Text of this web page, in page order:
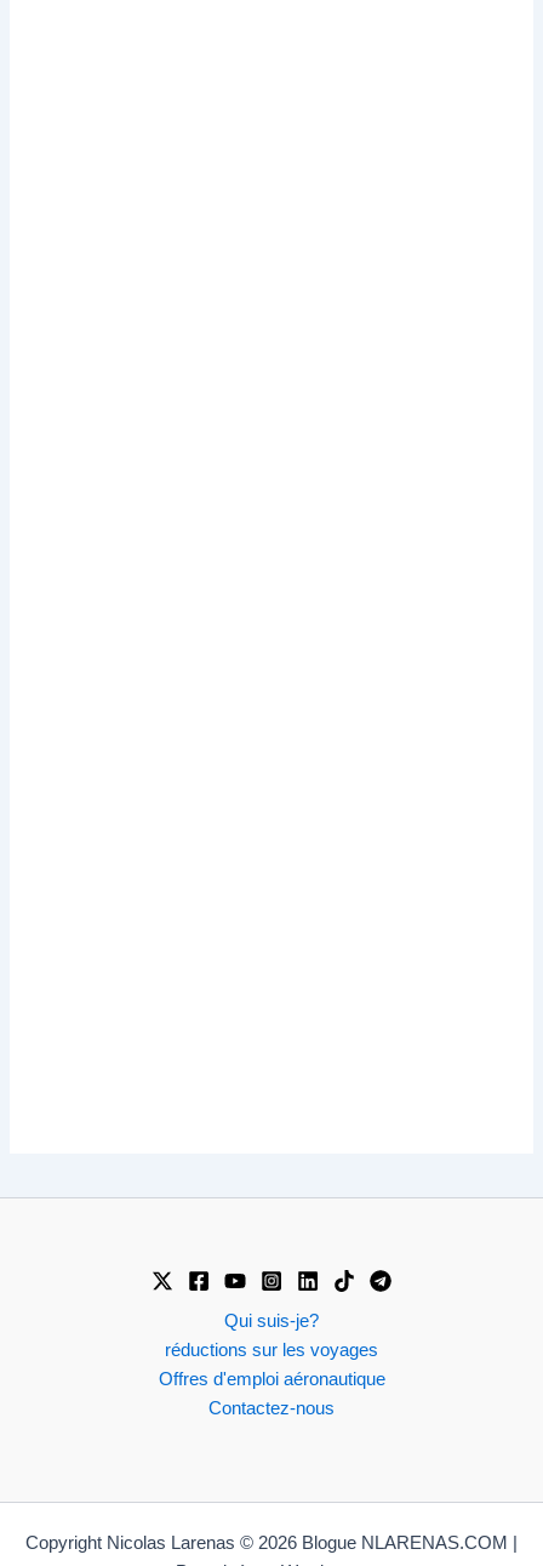
Qui suis-je?
réductions sur les voyages
Offres d'emploi aéronautique
Contactez-nous
Copyright Nicolas Larenas © 2026 Blogue NLARENAS.COM |